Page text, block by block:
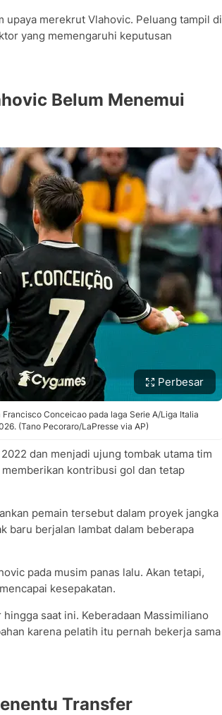
merekrut Vlahovic. Peluang tampil di
yang memengaruhi keputusan
Belum Menemui
Perbesar
Conceicao pada laga Serie A/Liga Italia
(Tano Pecoraro/LaPresse via AP)
dan menjadi ujung tombak utama tim
kontribusi gol dan tetap
pemain tersebut dalam proyek jangka
baru berjalan lambat dalam beberapa
pada musim panas lalu. Akan tetapi,
kesepakatan.
saat ini. Keberadaan Massimiliano
karena pelatih itu pernah bekerja sama
Transfer